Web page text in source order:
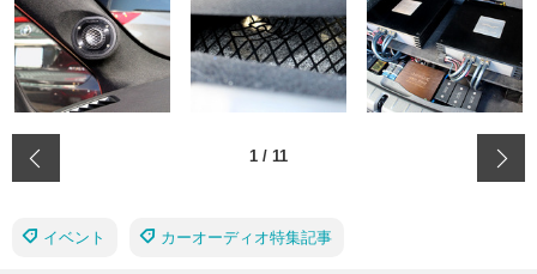
1 / 11
イベント カーオーディオ特集記事